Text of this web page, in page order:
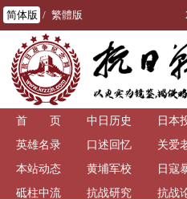
简体版 / 繁體版
首 页 中日历史 日本
英雄名录
口述回忆 关爱
本站动态
黄埔军校 日寇
砥柱中流
抗战研究 抗战